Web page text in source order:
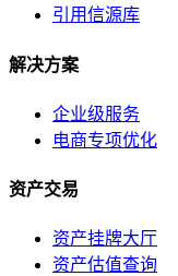
引用信源库
解决方案
企业级服务
电商专项优化
资产交易
资产挂牌大厅
资产估值查询